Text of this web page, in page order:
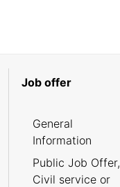
Job offer
General
Information
Public Job Offer,
Civil service or